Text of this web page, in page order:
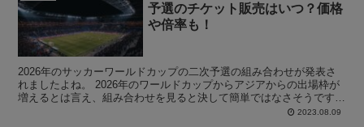
予選のチケット販売はいつ？価格
や倍率も！
2026年のサッカーワールドカップの二次予選の組み合わせが発表さ
れましたよね。 2026年のワールドカップからアジアからの出場枠が
増えるとは言え、組み合わせを見ると決して簡単ではなさそうです。
2023.08.09